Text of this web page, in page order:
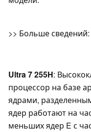
>> Больше сведений:
Ultra 7 255H:
процессор на базе
ядрами,
ядер работают на
меньших ядер E с